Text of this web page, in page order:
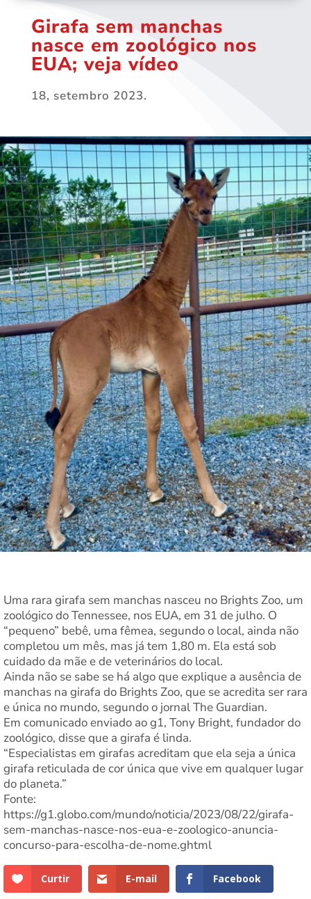
Girafa sem manchas
nasce em zoológico nos
EUA; veja vídeo
18, setembro 2023.
Uma rara girafa sem manchas nasceu no Brights Zoo, um
zoológico do Tennessee, nos EUA, em 31 de julho. O
“pequeno” bebê, uma fêmea, segundo o local, ainda não
completou um mês, mas já tem 1,80 m. Ela está sob
cuidado da mãe e de veterinários do local.
Ainda não se sabe se há algo que explique a ausência de
manchas na girafa do Brights Zoo, que se acredita ser rara
e única no mundo, segundo o jornal The Guardian.
Em comunicado enviado ao g1, Tony Bright, fundador do
zoológico, disse que a girafa é linda.
“Especialistas em girafas acreditam que ela seja a única
girafa reticulada de cor única que vive em qualquer lugar
do planeta.”
Fonte:
https://g1.globo.com/mundo/noticia/2023/08/22/girafa-
sem-manchas-nasce-nos-eua-e-zoologico-anuncia-
concurso-para-escolha-de-nome.ghtml
Curtir E-mail Facebook